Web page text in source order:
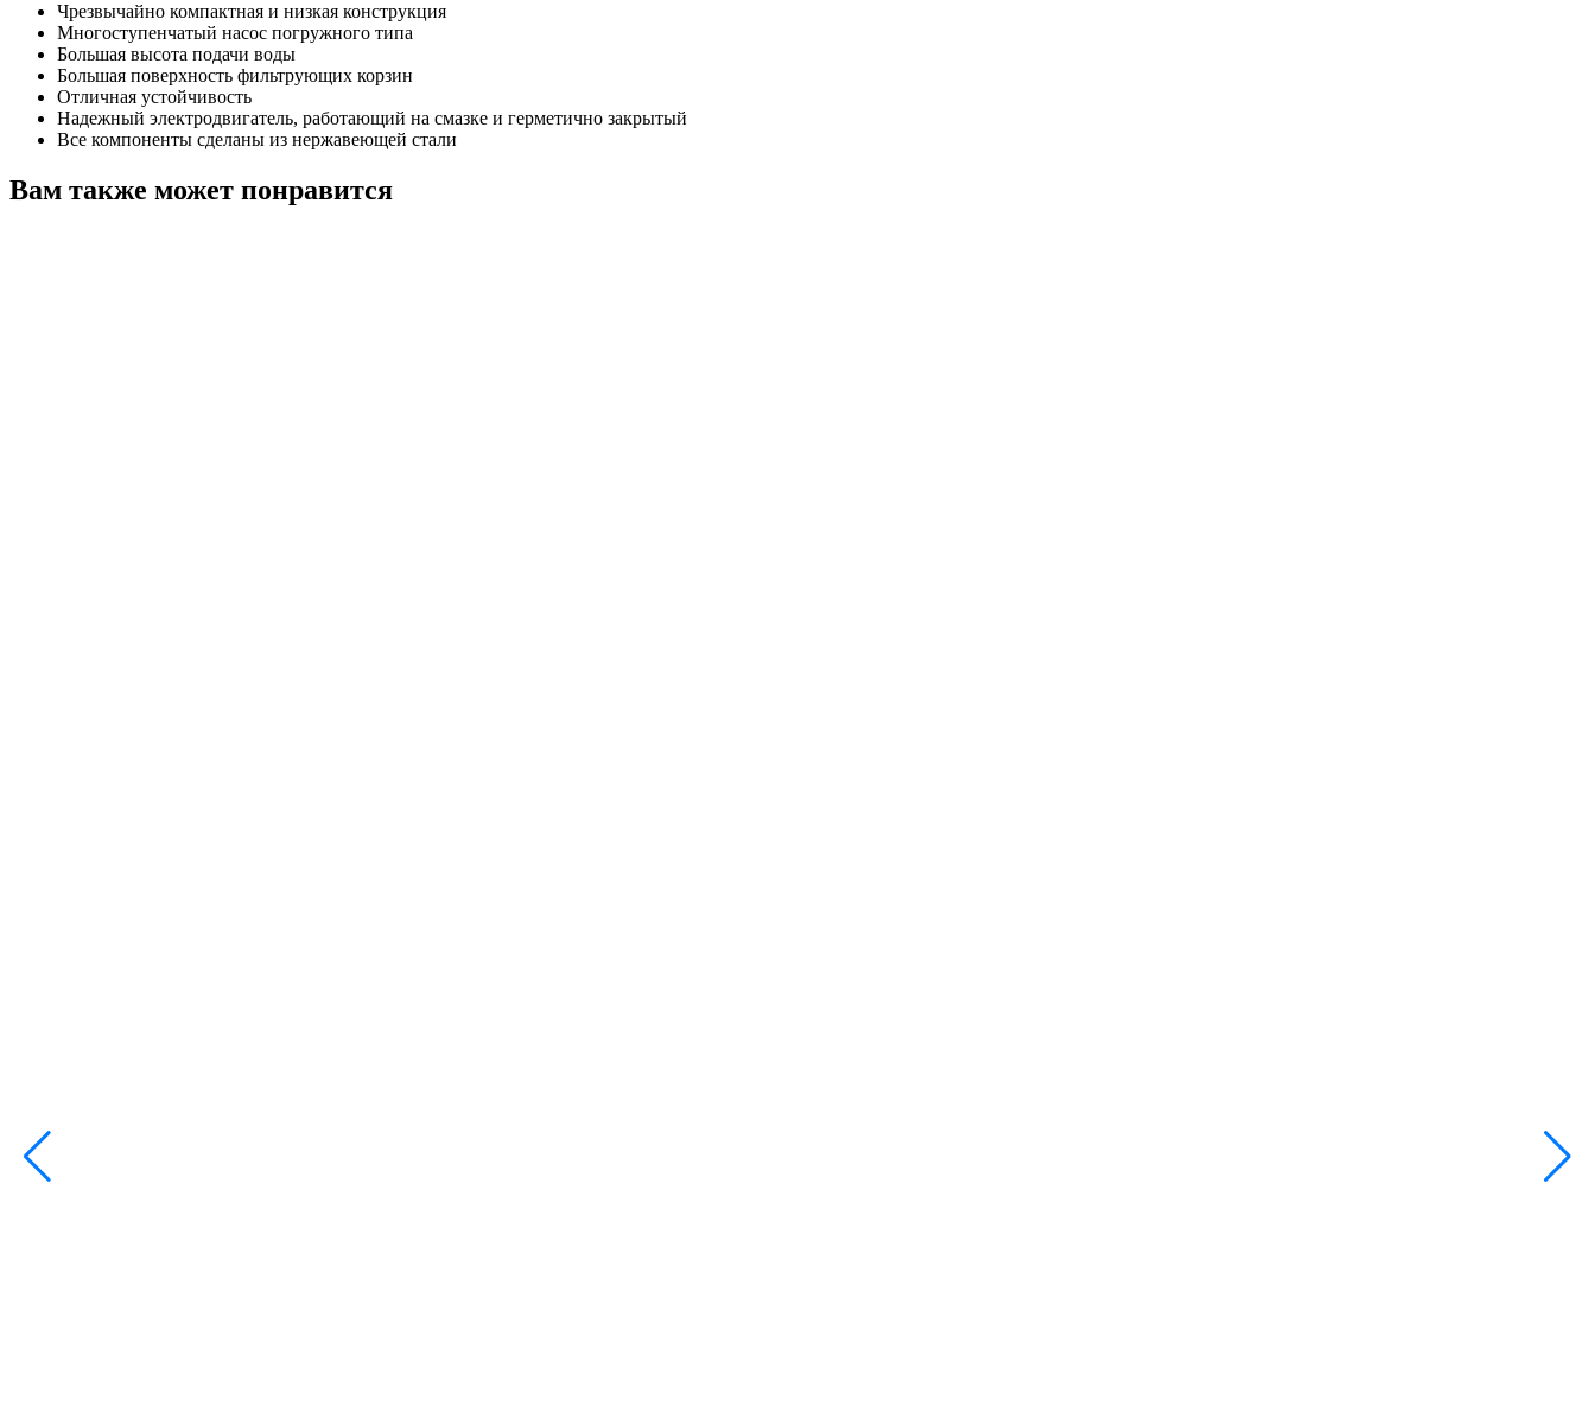
Чрезвычайно компактная и низкая конструкция
Многоступенчатый насос погружного типа
Большая высота подачи воды
Большая поверхность фильтрующих корзин
Отличная устойчивость
Надежный электродвигатель, работающий на смазке и герметично закрытый
Все компоненты сделаны из нержавеющей стали
Вам также может понравится